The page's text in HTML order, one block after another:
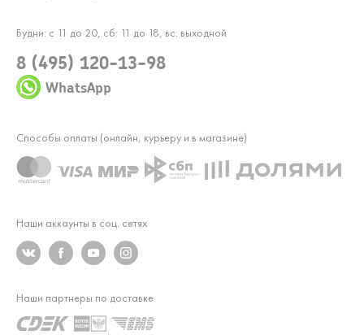
Будни: с 11 до 20, сб: 11 до 18, вс: выходной
8 (495) 120-13-98
WhatsApp
Наши аккаунты в соц. сетях
Способы оплаты (онлайн, курьеру и в магазине)
Наши партнеры по доставке